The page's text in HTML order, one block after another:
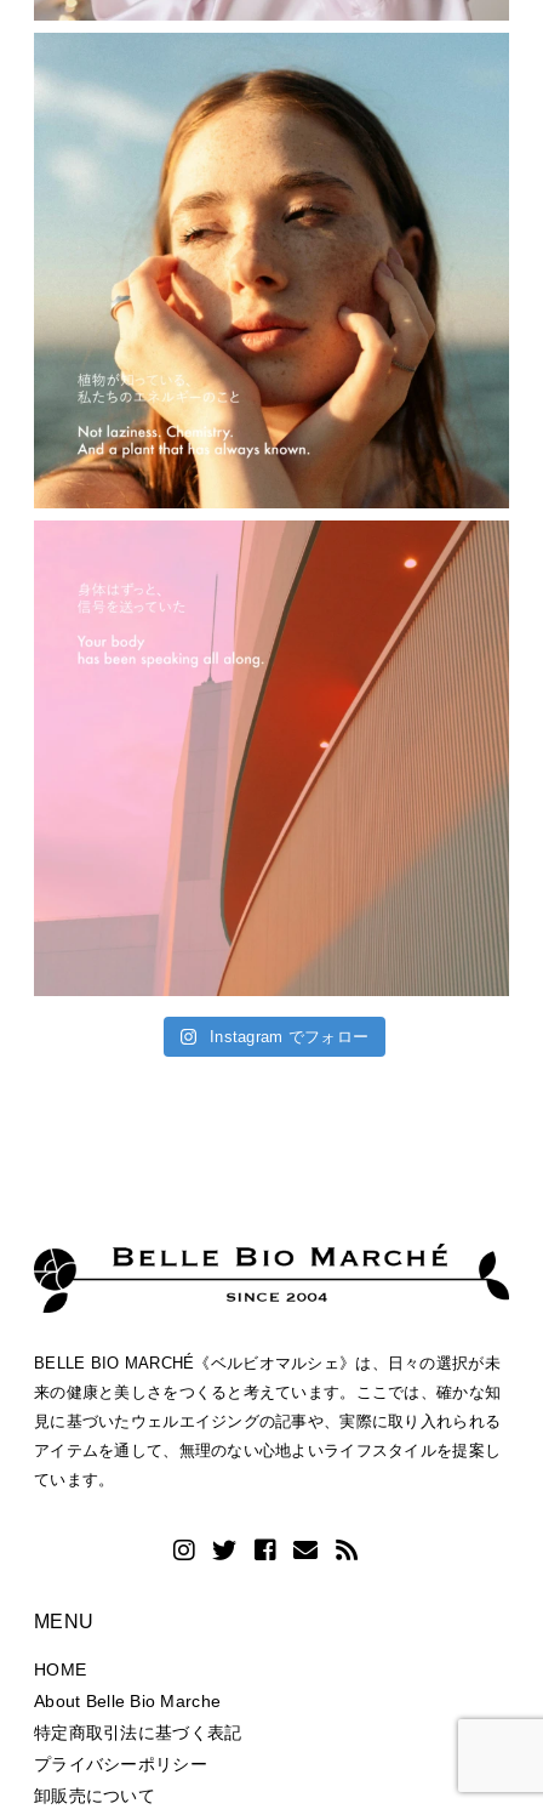
Instagram でフォロー
BELLE BIO MARCHÉ《ベルビオマルシェ》は、日々の選択が未
来の健康と美しさをつくると考えています。ここでは、確かな知
見に基づいたウェルエイジングの記事や、実際に取り入れられる
アイテムを通して、無理のない心地よいライフスタイルを提案し
ています。
MENU
HOME
About Belle Bio Marche
特定商取引法に基づく表記
プライバシーポリシー
卸販売について